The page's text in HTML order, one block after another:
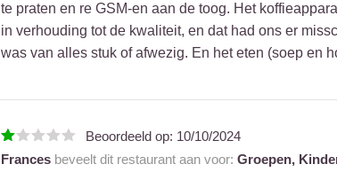
te praten en re GSM-en aan de toog. Het
in verhouding tot de kwaliteit, en dat had ons er
was van alles stuk of afwezig. En het eten (soep en
Beoordeeld op: 10/10/2024
Francesbeveelt dit restaurant aan voor: Groepen,